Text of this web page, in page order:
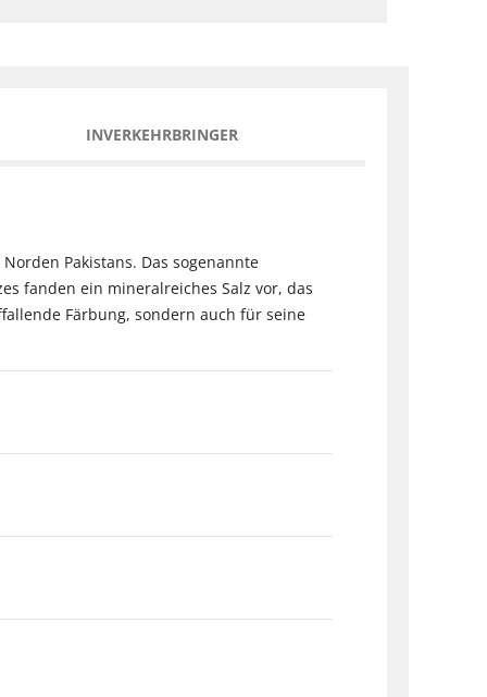
INVERKEHRBRINGER
Pakistans. Das sogenannte
fanden ein mineralreiches Salz vor, das
Färbung, sondern auch für seine